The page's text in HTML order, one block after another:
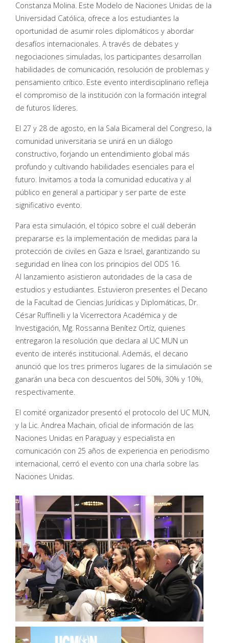
Constanza Molina. Este Modelo de Naciones Unidas de la
Universidad Católica, ofrece a los estudiantes la
oportunidad de asumir roles diplomáticos y abordar
desafíos internacionales. A través de debates y
negociaciones simuladas, los participantes desarrollan
habilidades de comunicación, resolución de problemas y
pensamiento crítico. Este evento interdisciplinario refleja
el compromiso de la institución con la formación integral
de futuros líderes.
El 27 y 28 de agosto, en la Sala Bicameral del Congreso, la
comunidad universitaria se unirá en un diálogo
constructivo, forjando un entendimiento global más
profundo y cultivando habilidades esenciales para el
futuro. Invitamos a toda la comunidad educativa y al
público en general a participar y ser parte de este
significativo evento.
Para esta simulación, el tópico sobre el cuál deberán
prepararse es la implementación de medidas para la
protección de civiles en Gaza e Israel, garantizando su
seguridad en línea con los principios del ODS 16.
Al lanzamiento asistieron autoridades de la casa de
estudios y estudiantes. Estuvieron presentes el Decano
de la Facultad de Ciencias Jurídicas y Diplomáticas, Dr.
César Ruffinelli y la Vicerrectora Académica y de
Investigación, Mg. Rossanna Benítez Ortíz, quienes
entregaron la resolución que declara al UC MUN un
evento de interés institucional. Además, el decano
anunció que los tres primeros lugares de la simulación se
ganarán una beca con descuentos del 50%, 30% y 10%,
respectivamente.
El comité organizador presentó el protocolo del UC MUN,
y la Lic. Andrea Machain, oficial de información de las
Naciones Unidas en Paraguay y especialista en
comunicación con 25 años de experiencia en periodismo
internacional, cerró el evento con una charla sobre las
Naciones Unidas.